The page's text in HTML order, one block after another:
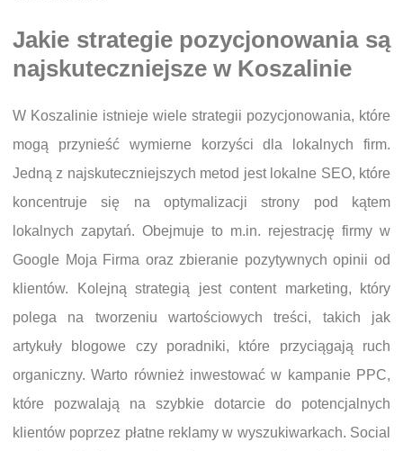
Jakie strategie pozycjonowania są
najskuteczniejsze w Koszalinie
W Koszalinie istnieje wiele strategii pozycjonowania, które
mogą przynieść wymierne korzyści dla lokalnych firm.
Jedną z najskuteczniejszych metod jest lokalne SEO, które
koncentruje się na optymalizacji strony pod kątem
lokalnych zapytań. Obejmuje to m.in. rejestrację firmy w
Google Moja Firma oraz zbieranie pozytywnych opinii od
klientów. Kolejną strategią jest content marketing, który
polega na tworzeniu wartościowych treści, takich jak
artykuły blogowe czy poradniki, które przyciągają ruch
organiczny. Warto również inwestować w kampanie PPC,
które pozwalają na szybkie dotarcie do potencjalnych
klientów poprzez płatne reklamy w wyszukiwarkach. Social